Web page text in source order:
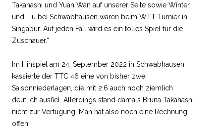
Takahashi und Yuan Wan auf unserer Seite sowie Winter
und Liu bei Schwabhausen waren beim WTT-Turnier in
Singapur. Auf jeden Fall wird es ein tolles Spiel für die
Zuschauer.“
Im Hinspiel am 24. September 2022 in Schwabhausen
kassierte der TTC 46 eine von bisher zwei
Saisonniederlagen, die mit 2:6 auch noch ziemlich
deutlich ausfiel. Allerdings stand damals Bruna Takahashi
nicht zur Verfügung. Man hat also noch eine Rechnung
offen.